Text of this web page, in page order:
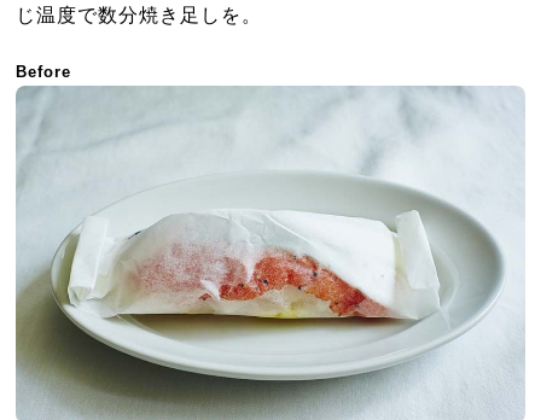
じ温度で数分焼き足しを。
Before